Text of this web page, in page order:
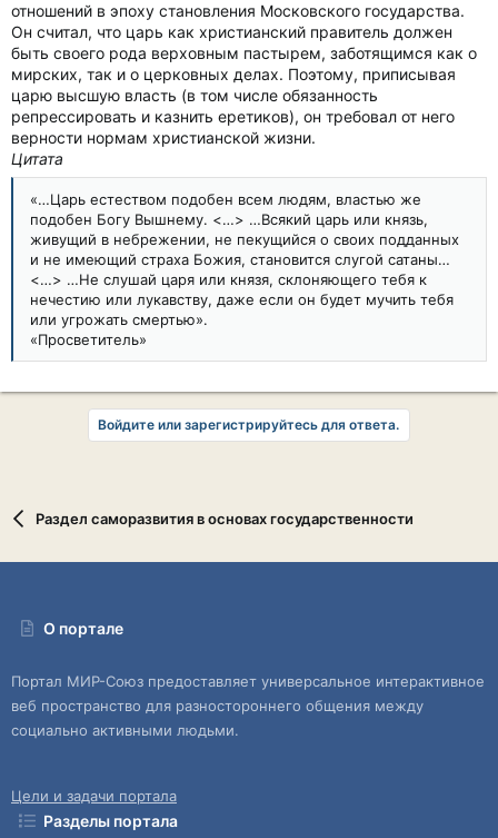
отношений в эпоху становления Московского государства.
Он считал, что царь как христианский правитель должен
быть своего рода верховным пастырем, заботящимся как о
мирских, так и о церковных делах. Поэтому, приписывая
царю высшую власть (в том числе обязанность
репрессировать и казнить еретиков), он требовал от него
верности нормам христианской жизни.
Цитата
«…Царь естеством подобен всем людям, властью же
подобен Богу Вышнему. <…> …Всякий царь или князь,
живущий в небрежении, не пекущийся о своих подданных
и не имеющий страха Божия, становится слугой сатаны…
<…> …Не слушай царя или князя, склоняющего тебя к
нечестию или лукавству, даже если он будет мучить тебя
или угрожать смертью».
«Просветитель»
Войдите или зарегистрируйтесь для ответа.
Раздел саморазвития в основах государственности
О портале
Портал МИР-Союз предоставляет универсальное интерактивное
веб пространство для разностороннего общения между
социально активными людьми.
Цели и задачи портала
Разделы портала